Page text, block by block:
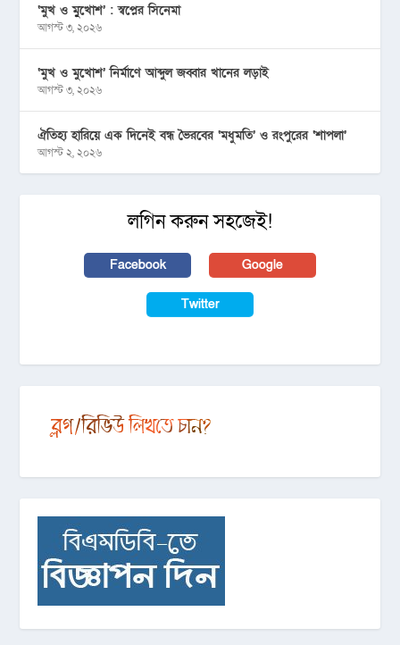
‘মুখ ও মু্খোশ’ : স্বপ্নের সিনেমা
আগস্ট ৩, ২০২৬
‘মুখ ও মুখোশ’ নির্মাণে আব্দুল জব্বার খানের লড়াই
আগস্ট ৩, ২০২৬
ঐতিহ্য হারিয়ে এক দিনেই বন্ধ ভৈরবের ‘মধুমতি’ ও রংপুরের ‘শাপলা’
আগস্ট ২, ২০২৬
লগিন করুন সহজেই!
Facebook Google
Twitter